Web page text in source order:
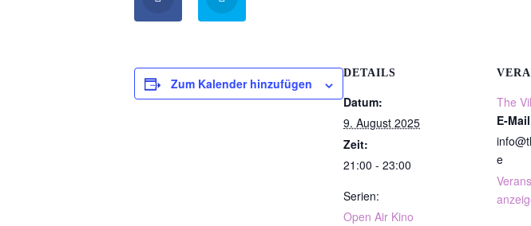
Zum Kalender hinzufügen
DETAILS
Datum:
9. August 2025
Zeit:
21:00 - 23:00
Serien:
Open Air Kino
The
E-Mail
e